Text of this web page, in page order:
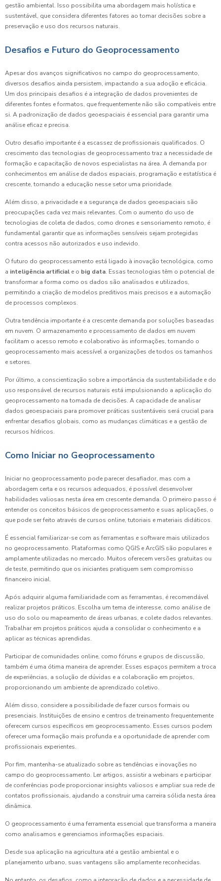
gestão ambiental. Isso possibilita uma abordagem mais holística e
sustentável, que considera diferentes fatores ao tomar decisões sobre a
preservação e uso dos recursos naturais.
Desafios e Futuro do Geoprocessamento
Apesar dos avanços significativos no campo do geoprocessamento,
diversos desafios ainda persistem, impactando a sua adoção e eficácia.
Um dos principais desafios é a integração de dados provenientes de
diferentes fontes e formatos, que frequentemente não são compatíveis entre
si. A padronização de dados geoespaciais é essencial para garantir uma
análise eficaz e precisa.
Outro desafio importante é a escassez de profissionais qualificados. O
crescimento das tecnologias de geoprocessamento traz a necessidade de
formação e capacitação de novos especialistas na área. A demanda por
conhecimentos em análise de dados espaciais, programação e estatística é
crescente, tornando a educação nesse setor uma prioridade.
Além disso, a privacidade e a segurança de dados geoespaciais são
preocupações cada vez mais relevantes. Com o aumento do uso de
tecnologias de coleta de dados, como drones e sensoriamento remoto, é
fundamental garantir que as informações sensíveis sejam protegidas
contra acessos não autorizados e uso indevido.
O futuro do geoprocessamento está ligado à inovação tecnológica, como
a inteligência artificial e o big data. Essas tecnologias têm o potencial de
transformar a forma como os dados são analisados e utilizados,
permitindo a criação de modelos preditivos mais precisos e a automação
de processos complexos.
Outra tendência importante é a crescente demanda por soluções baseadas
em nuvem. O armazenamento e processamento de dados em nuvem
facilitam o acesso remoto e colaborativo às informações, tornando o
geoprocessamento mais acessível a organizações de todos os tamanhos
e setores.
Por último, a conscientização sobre a importância da sustentabilidade e do
uso responsável de recursos naturais está impulsionando a aplicação do
geoprocessamento na tomada de decisões. A capacidade de analisar
dados geoespaciais para promover práticas sustentáveis será crucial para
enfrentar desafios globais, como as mudanças climáticas e a gestão de
recursos hídricos.
Como Iniciar no Geoprocessamento
Iniciar no geoprocessamento pode parecer desafiador, mas com a
abordagem certa e os recursos adequados, é possível desenvolver
habilidades valiosas nesta área em crescente demanda. O primeiro passo é
entender os conceitos básicos de geoprocessamento e suas aplicações, o
que pode ser feito através de cursos online, tutoriais e materiais didáticos.
É essencial familiarizar-se com as ferramentas e software mais utilizados
no geoprocessamento. Plataformas como QGIS e ArcGIS são populares e
amplamente utilizadas no mercado. Muitos oferecem versões gratuitas ou
de teste, permitindo que os iniciantes pratiquem sem compromisso
financeiro inicial.
Após adquirir alguma familiaridade com as ferramentas, é recomendável
realizar projetos práticos. Escolha um tema de interesse, como análise de
uso do solo ou mapeamento de áreas urbanas, e colete dados relevantes.
Trabalhar em projetos práticos ajuda a consolidar o conhecimento e a
aplicar as técnicas aprendidas.
Participar de comunidades online, como fóruns e grupos de discussão,
também é uma ótima maneira de aprender. Esses espaços permitem a troca
de experiências, a solução de dúvidas e a colaboração em projetos,
proporcionando um ambiente de aprendizado coletivo.
Além disso, considere a possibilidade de fazer cursos formais ou
presenciais. Instituições de ensino e centros de treinamento frequentemente
oferecem cursos específicos em geoprocessamento. Esses cursos podem
oferecer uma formação mais profunda e a oportunidade de aprender com
profissionais experientes.
Por fim, mantenha-se atualizado sobre as tendências e inovações no
campo do geoprocessamento. Ler artigos, assistir a webinars e participar
de conferências pode proporcionar insights valiosos e ampliar sua rede de
contatos profissionais, ajudando a construir uma carreira sólida nesta área
dinâmica.
O geoprocessamento é uma ferramenta essencial que transforma a maneira
como analisamos e gerenciamos informações espaciais.
Desde sua aplicação na agricultura até a gestão ambiental e o
planejamento urbano, suas vantagens são amplamente reconhecidas.